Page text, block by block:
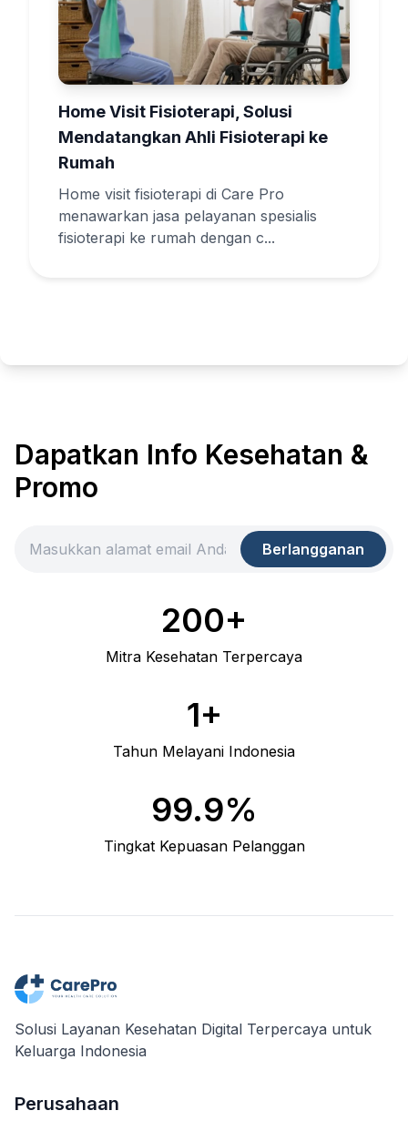
Home Visit Fisioterapi, Solusi
Mendatangkan Ahli Fisioterapi ke
Rumah
Home visit fisioterapi di Care Pro
menawarkan jasa pelayanan spesialis
fisioterapi ke rumah dengan c...
Dapatkan Info Kesehatan &
Promo
Berlangganan
200+
Mitra Kesehatan Terpercaya
1+
Tahun Melayani Indonesia
99.9%
Tingkat Kepuasan Pelanggan
Solusi Layanan Kesehatan Digital Terpercaya untuk
Keluarga Indonesia
Perusahaan